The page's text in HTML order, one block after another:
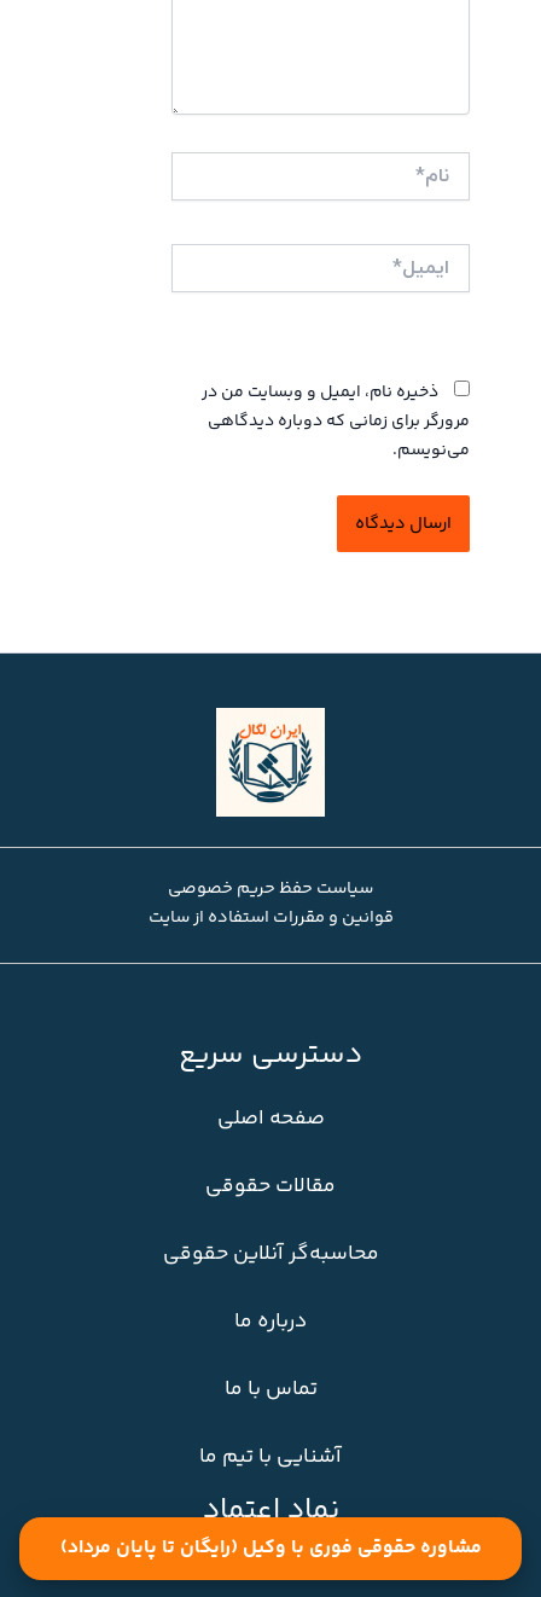
نام*
ایمیل*
ذخیره نام، ایمیل و وبسایت من در
مرورگر برای زمانی که دوباره دیدگاهی
می‌نویسم.
سیاست حفظ حریم خصوصی
قوانین و مقررات استفاده از سایت
دسترسی سریع
صفحه اصلی
مقالات حقوقی
محاسبه‌گر آنلاین حقوقی
درباره ما
تماس با ما
آشنایی با تیم ما
نماد اعتماد
مشاوره حقوقی فوری با وکیل (رایگان تا پایان مرداد)